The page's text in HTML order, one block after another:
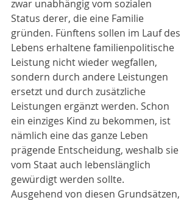
zwar unabhängig vom sozialen
Status derer, die eine Familie
gründen. Fünftens sollen im Lauf des
Lebens erhaltene familienpolitische
Leistung nicht wieder wegfallen,
sondern durch andere Leistungen
ersetzt und durch zusätzliche
Leistungen ergänzt werden. Schon
ein einziges Kind zu bekommen, ist
nämlich eine das ganze Leben
prägende Entscheidung, weshalb sie
vom Staat auch lebenslänglich
gewürdigt werden sollte.
Ausgehend von diesen Grundsätzen,